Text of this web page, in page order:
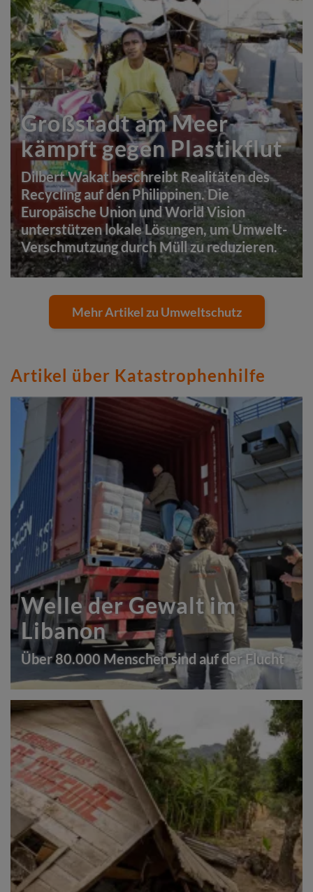
Großstadt am Meer
kämpft gegen Plastikflut
Dilbert Wakat beschreibt Realitäten des
Recycling auf den Philippinen. Die
Europäische Union und World Vision
unterstützen lokale Lösungen, um Umwelt-
Verschmutzung durch Müll zu reduzieren.
Mehr Artikel zu Umweltschutz
Artikel über Katastrophenhilfe
Welle der Gewalt im
Libanon
Über 80.000 Menschen sind auf der Flucht